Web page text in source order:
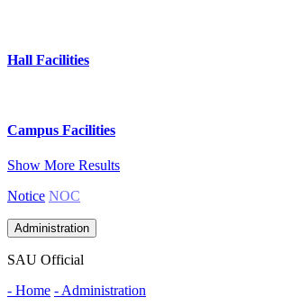
Hall Facilities
Campus Facilities
Show More Results
Notice NOC
Administration
SAU Official
- Home - Administration